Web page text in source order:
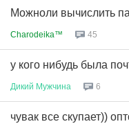
Можноли вычислить
Charodeika™ 45
у кого нибудь была
Дикий Мужчина 6
чувак все скупает))